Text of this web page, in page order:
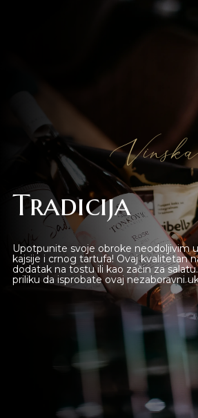
Online shop
Gift Shop
O nama
Deli Market
Lounge Bar
Kontakt
Tradicija
Upotpunite svoje obroke neodoljivim
kajsije i crnog tartufa! Ovaj kvalitetan
dodatak na tostu ili kao začin za
priliku da isprobate ovaj nezaboravni